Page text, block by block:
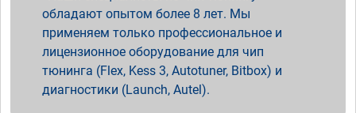
обладают опытом более 8 лет. Мы
применяем только профессиональное и
лицензионное оборудование для чип
тюнинга (Flex, Kess 3, Autotuner, Bitbox) и
диагностики (Launch, Autel).